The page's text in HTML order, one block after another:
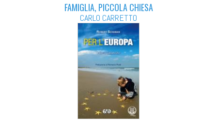
FAMIGLIA, PICCOLA CHIESA
CARLO CARRETTO